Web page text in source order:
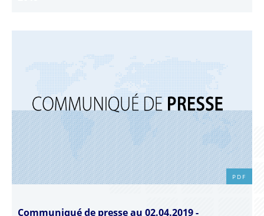
PDF
Communiqué de presse au 02.04.2019 -